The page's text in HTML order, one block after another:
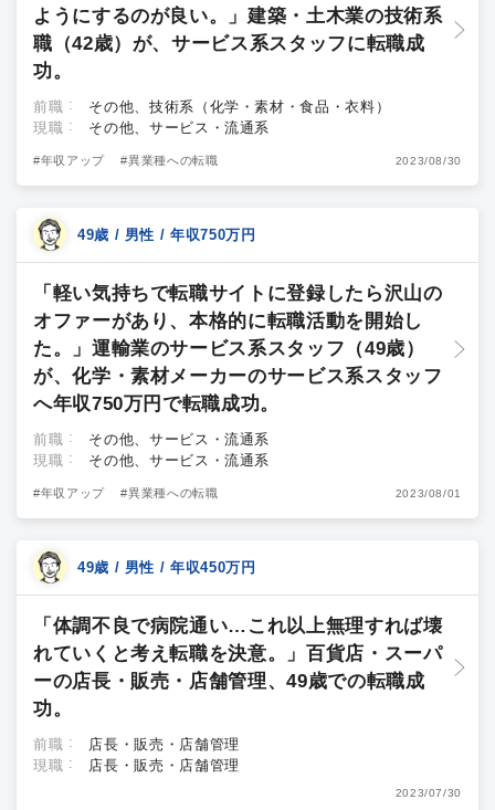
ようにするのが良い。」建築・土木業の技術系
職（42歳）が、サービス系スタッフに転職成
功。
前職
その他、技術系（化学・素材・食品・衣料）
現職
その他、サービス・流通系
#年収アップ #異業種への転職 2023/08/30
49歳 / 男性 / 年収750万円
「軽い気持ちで転職サイトに登録したら沢山の
オファーがあり、本格的に転職活動を開始し
た。」運輸業のサービス系スタッフ（49歳）
が、化学・素材メーカーのサービス系スタッフ
へ年収750万円で転職成功。
前職
その他、サービス・流通系
現職
その他、サービス・流通系
#年収アップ #異業種への転職 2023/08/01
49歳 / 男性 / 年収450万円
「体調不良で病院通い…これ以上無理すれば壊
れていくと考え転職を決意。」百貨店・スーパ
ーの店長・販売・店舗管理、49歳での転職成
功。
前職
店長・販売・店舗管理
現職
店長・販売・店舗管理
2023/07/30